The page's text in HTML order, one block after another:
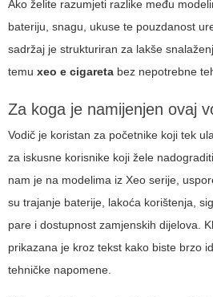
Ako želite razumjeti razlike među
bateriju, snagu, ukuse te pouzdanost
sadržaj je strukturiran za lakše
temu xeo e cigareta bez nepotrebne
Za koga je namijenjen ovaj
Vodič je koristan za početnike koji tek
za iskusne korisnike koji žele
nam je na modelima iz Xeo serije,
su trajanje baterije, lakoća korištenja,
pare i dostupnost zamjenskih dijelova.
prikazana je kroz tekst kako biste brzo
tehničke napomene.